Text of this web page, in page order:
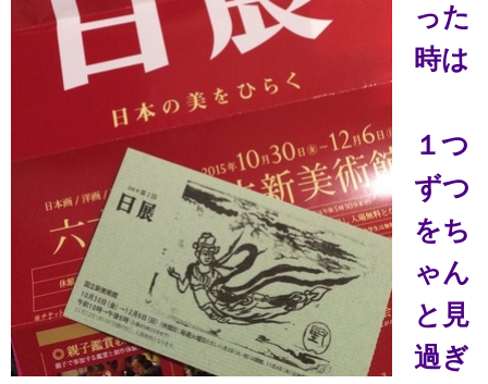
った
時は
１つ
ずつ
をち
ゃん
と見
過ぎ